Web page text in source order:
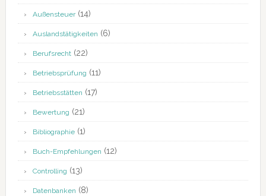
Außensteuer(14)
Auslandstätigkeiten (6)
Berufsrecht(22)
Betriebsprüfung (11)
Betriebsstätten (17)
Bewertung (21)
Bibliographie(1)
Buch-Empfehlungen (12)
Controlling (13)
Datenbanken (8)